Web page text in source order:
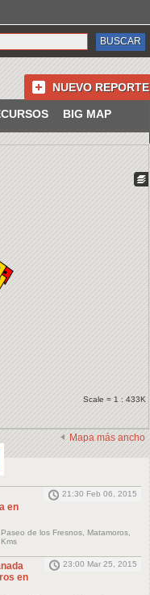
NUEVO REPORTE
BIG MAP
Scale = 1 : 433K
Mapa más ancho
en
21:30 Feb 06, 2015
de los Fresnos, Matamoros,
en
23:00 Mar 25, 2015